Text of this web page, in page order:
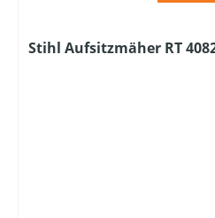
Stihl Aufsitzmäher RT